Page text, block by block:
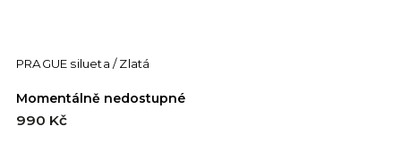
PRAGUE silueta / Zlatá
Momentálně nedostupné
990 Kč